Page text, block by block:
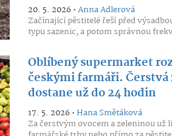
20. 5. 2026 •Anna Adlerová
Začínající pěstitelé řeší před
typu sazenic, a potom správnou
Oblíbený supermarket
českými farmáři. Čerstvá
dostane už do 24 hodin
17. 5. 2026 •Hana Smětáková
Za čerstvým ovocem a zeleninou už